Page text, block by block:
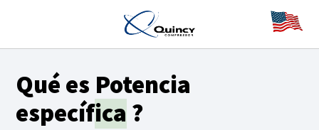
Qué es Potencia
específica ?